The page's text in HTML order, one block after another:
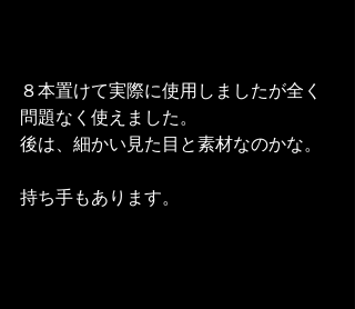
８本置けて実際に使用しましたが全く
問題なく使えました。
後は、細かい見た目と素材なのかな。
持ち手もあります。